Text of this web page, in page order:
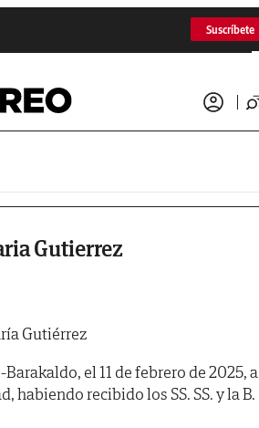
Suscríbete
Gutierrez
Gutiérrez
el 11 de febrero de 2025, a
habiendo recibido los SS. SS. y la B.